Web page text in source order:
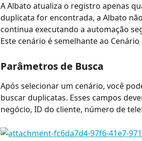
A Albato atualiza o registro apenas
duplicata for encontrada, a Albato
continua executando a automação
Este cenário é semelhante ao
Parâmetros de Busca
Após selecionar um cenário, você
buscar duplicatas. Esses campos
negócio, ID do cliente, número de